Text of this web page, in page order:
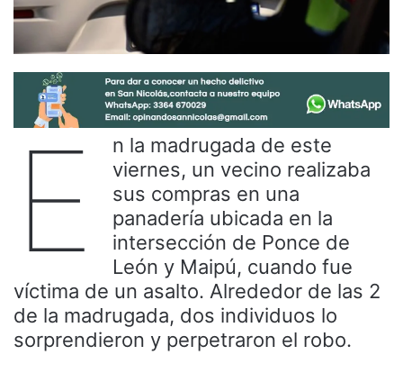
E
n la madrugada de este
viernes, un vecino realizaba
sus compras en una
panadería ubicada en la
intersección de Ponce de
León y Maipú, cuando fue
víctima de un asalto. Alrededor de las 2
de la madrugada, dos individuos lo
sorprendieron y perpetraron el robo.